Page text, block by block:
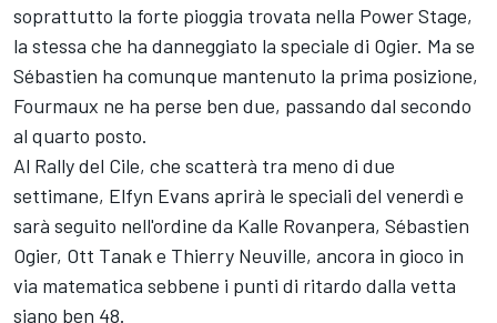
soprattutto la forte pioggia trovata nella Power Stage,
la stessa che ha danneggiato la speciale di Ogier. Ma se
Sébastien ha comunque mantenuto la prima posizione,
Fourmaux ne ha perse ben due, passando dal secondo
al quarto posto.
Al Rally del Cile, che scatterà tra meno di due
settimane, Elfyn Evans aprirà le speciali del venerdì e
sarà seguito nell'ordine da Kalle Rovanpera, Sébastien
Ogier, Ott Tanak e Thierry Neuville, ancora in gioco in
via matematica sebbene i punti di ritardo dalla vetta
siano ben 48.